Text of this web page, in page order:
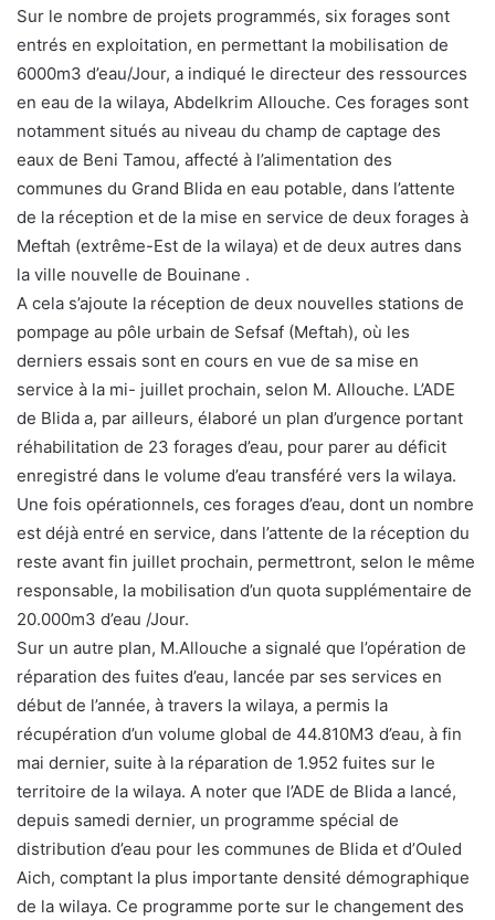
Sur le nombre de projets programmés, six forages sont
entrés en exploitation, en permettant la mobilisation de
6000m3 d’eau/Jour, a indiqué le directeur des ressources
en eau de la wilaya, Abdelkrim Allouche. Ces forages sont
notamment situés au niveau du champ de captage des
eaux de Beni Tamou, affecté à l’alimentation des
communes du Grand Blida en eau potable, dans l’attente
de la réception et de la mise en service de deux forages à
Meftah (extrême-Est de la wilaya) et de deux autres dans
la ville nouvelle de Bouinane .
A cela s’ajoute la réception de deux nouvelles stations de
pompage au pôle urbain de Sefsaf (Meftah), où les
derniers essais sont en cours en vue de sa mise en
service à la mi- juillet prochain, selon M. Allouche. L’ADE
de Blida a, par ailleurs, élaboré un plan d’urgence portant
réhabilitation de 23 forages d’eau, pour parer au déficit
enregistré dans le volume d’eau transféré vers la wilaya.
Une fois opérationnels, ces forages d’eau, dont un nombre
est déjà entré en service, dans l’attente de la réception du
reste avant fin juillet prochain, permettront, selon le même
responsable, la mobilisation d’un quota supplémentaire de
20.000m3 d’eau /Jour.
Sur un autre plan, M.Allouche a signalé que l’opération de
réparation des fuites d’eau, lancée par ses services en
début de l’année, à travers la wilaya, a permis la
récupération d’un volume global de 44.810M3 d’eau, à fin
mai dernier, suite à la réparation de 1.952 fuites sur le
territoire de la wilaya. A noter que l’ADE de Blida a lancé,
depuis samedi dernier, un programme spécial de
distribution d’eau pour les communes de Blida et d’Ouled
Aich, comptant la plus importante densité démographique
de la wilaya. Ce programme porte sur le changement des